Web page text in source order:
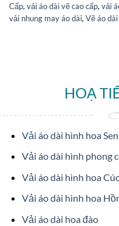
Cấp, vải áo dài vẽ cao cấp, vải
vải nhung may áo dài, Vẽ áo
HOẠ
Vải áo dài hình hoa Sen
Vải áo dài hình phong
Vải áo dài hình hoa Cúc
Vải áo dài hình hoa
Vải áo dài hoa đào